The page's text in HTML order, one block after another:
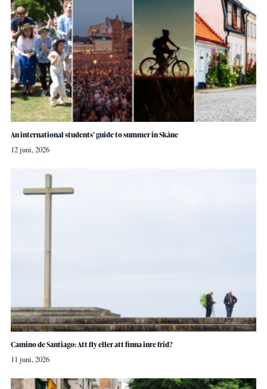
An international students’ guide to summer in Skåne
12 juni, 2026
Camino de Santiago: Att fly eller att finna inre frid?
11 juni, 2026